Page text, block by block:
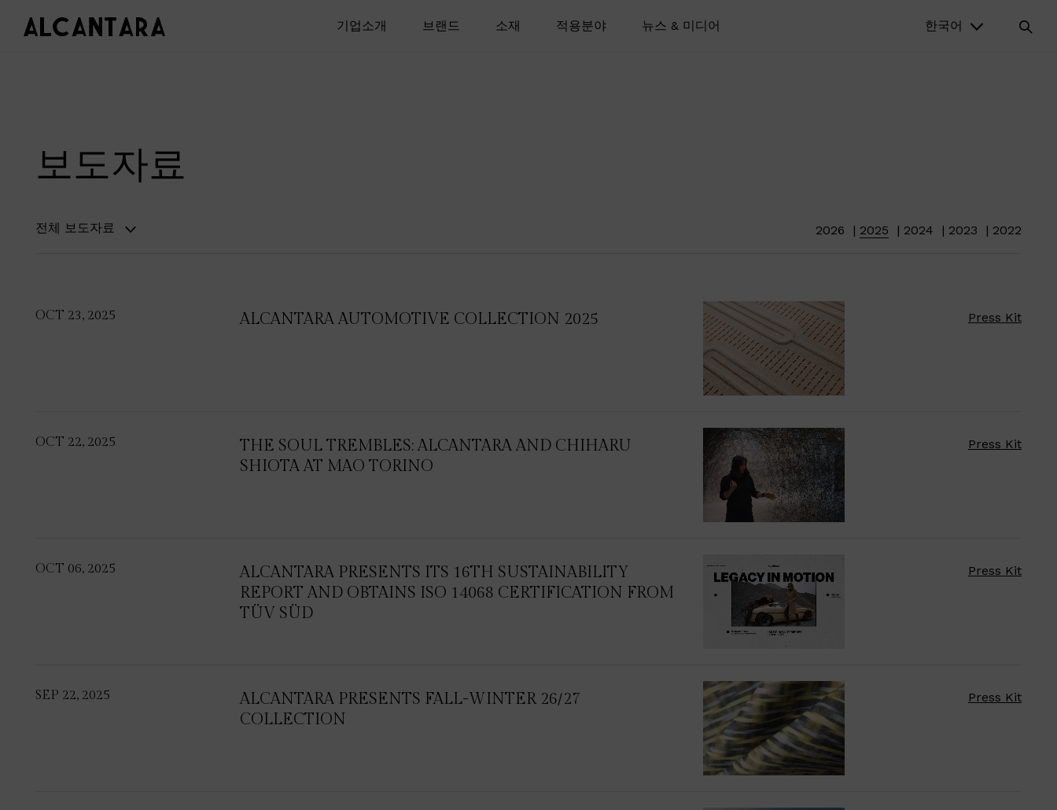
기업소개 브랜드 소재 적용분야 뉴스 & 미디어 한국어
보도자료
전체 보도자료 2026 2025 2024 2023 2022
OCT 23, 2025 ALCANTARA AUTOMOTIVE COLLECTION 2025 Press Kit
OCT 22, 2025
THE SOUL TREMBLES: ALCANTARA AND CHIHARU
SHIOTA AT MAO TORINO
Press Kit
OCT 06, 2025
ALCANTARA PRESENTS ITS 16TH SUSTAINABILITY
REPORT AND OBTAINS ISO 14068 CERTIFICATION FROM
TÜV SÜD
Press Kit
SEP 22, 2025
ALCANTARA PRESENTS FALL-WINTER 26/27
COLLECTION
Press Kit